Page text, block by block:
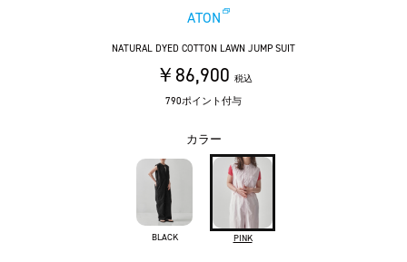
ATON
NATURAL DYED COTTON LAWN JUMP SUIT
￥86,900 税込
790ポイント付与
カラー
BLACK PINK